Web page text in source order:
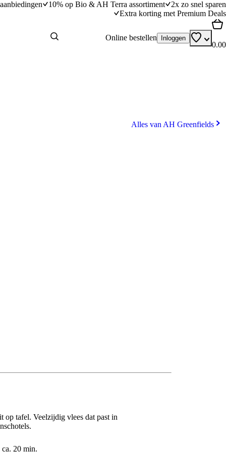
10% op Bio & AH Terra assortiment
2x zo snel sparen
Extra korting met Premium Deals
Online bestellen Inloggen
0.00
Alles van AH Greenfields
op tafel. Veelzijdig vlees dat past in
20 min.​